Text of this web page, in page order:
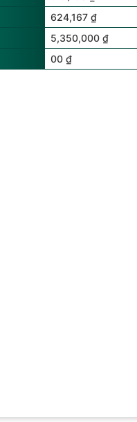
624,167 ₫
5,350,000 ₫
00 ₫